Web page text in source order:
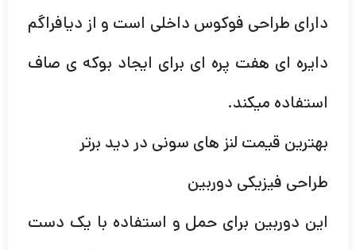
دارای طراحی فوکوس داخلی است و از دیافراگم
دایره ای هفت پره ای برای ایجاد بوکه ی صاف
استفاده میکند.
بهترین قیمت لنز های سونی در دید برتر
طراحی فیزیکی دوربین
این دوربین برای حمل و استفاده با یک دست